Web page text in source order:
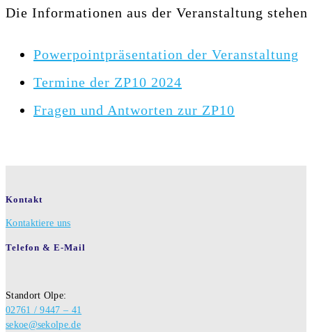
Die Informationen aus der Veranstaltung
Powerpointpräsentation der Veranstaltung
Termine der ZP10 2024
Fragen und Antworten zur ZP10
Kontakt
Kontaktiere uns
Telefon & E-Mail
Standort Olpe:
02761 / 9447 – 41
sekoe@sekolpe.de